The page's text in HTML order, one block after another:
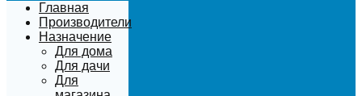
Главная
Производители
Назначение
Для дома
Для дачи
Для